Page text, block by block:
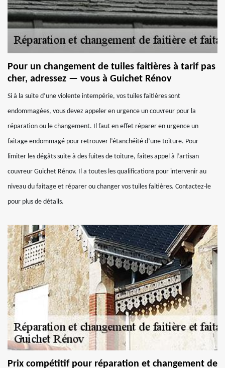
Pour un changement de tuiles faitières à tarif pas
cher, adressez — vous à Guichet Rénov
Si à la suite d’une violente intempérie, vos tuiles faitières sont
endommagées, vous devez appeler en urgence un couvreur pour la
réparation ou le changement. Il faut en effet réparer en urgence un
faitage endommagé pour retrouver l’étanchéité d’une toiture. Pour
limiter les dégâts suite à des fuites de toiture, faites appel à l’artisan
couvreur Guichet Rénov. Il a toutes les qualifications pour intervenir au
niveau du faitage et réparer ou changer vos tuiles faitières. Contactez-le
pour plus de détails.
Prix compétitif pour réparation et changement de